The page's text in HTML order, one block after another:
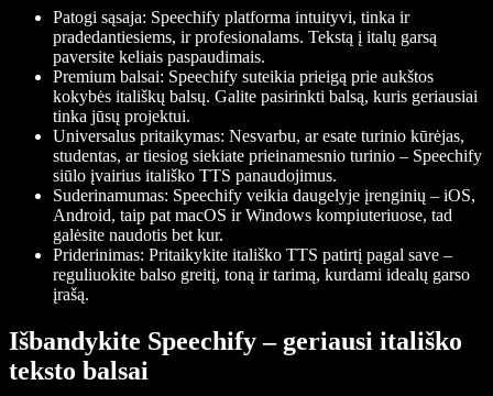
Patogi sąsaja: Speechify platforma intuityvi, tinka ir
pradedantiesiems, ir profesionalams. Tekstą į italų garsą
paversite keliais paspaudimais.
Premium balsai: Speechify suteikia prieigą prie aukštos
kokybės itališkų balsų. Galite pasirinkti balsą, kuris geriausiai
tinka jūsų projektui.
Universalus pritaikymas: Nesvarbu, ar esate turinio kūrėjas,
studentas, ar tiesiog siekiate prieinamesnio turinio – Speechify
siūlo įvairius itališko TTS panaudojimus.
Suderinamumas: Speechify veikia daugelyje įrenginių – iOS,
Android, taip pat macOS ir Windows kompiuteriuose, tad
galėsite naudotis bet kur.
Priderinimas: Pritaikykite itališko TTS patirtį pagal save –
reguliuokite balso greitį, toną ir tarimą, kurdami idealų garso
įrašą.
Išbandykite Speechify – geriausi itališko
teksto balsai